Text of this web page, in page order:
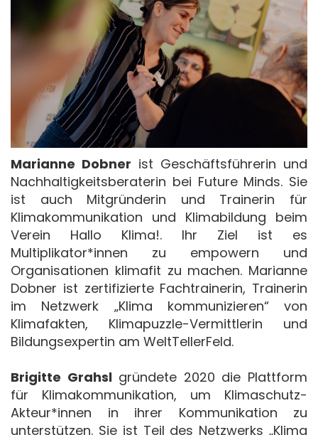
Marianne Dobner ist Geschäftsführerin und
Nachhaltigkeitsberaterin bei Future Minds. Sie
ist auch Mitgründerin und Trainerin für
Klimakommunikation und Klimabildung beim
Verein Hallo Klima!. Ihr Ziel ist es
Multiplikator*innen zu empowern und
Organisationen klimafit zu machen. Marianne
Dobner ist zertifizierte Fachtrainerin, Trainerin
im Netzwerk „Klima kommunizieren“ von
Klimafakten, Klimapuzzle-Vermittlerin und
Bildungsexpertin am WeltTellerFeld.
Brigitte Grahslgründete 2020 die Plattform
für Klimakommunikation, um Klimaschutz-
Akteur*innen in ihrer Kommunikation zu
unterstützen. Sie ist Teil des Netzwerks „Klima